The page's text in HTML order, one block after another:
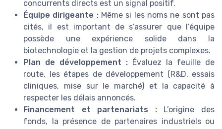
concurrents directs est un signal positif.
Équipe dirigeante :Même si les noms ne sont pas
cités, il est important de s’assurer que l’équipe
possède une expérience solide dans la
biotechnologie et la gestion de projets complexes.
Plan de développement : Évaluez la feuille de
route, les étapes de développement (R&D, essais
cliniques, mise sur le marché) et la capacité à
respecter les délais annoncés.
Financement et partenariats :L’origine des
fonds, la présence de partenaires industriels ou